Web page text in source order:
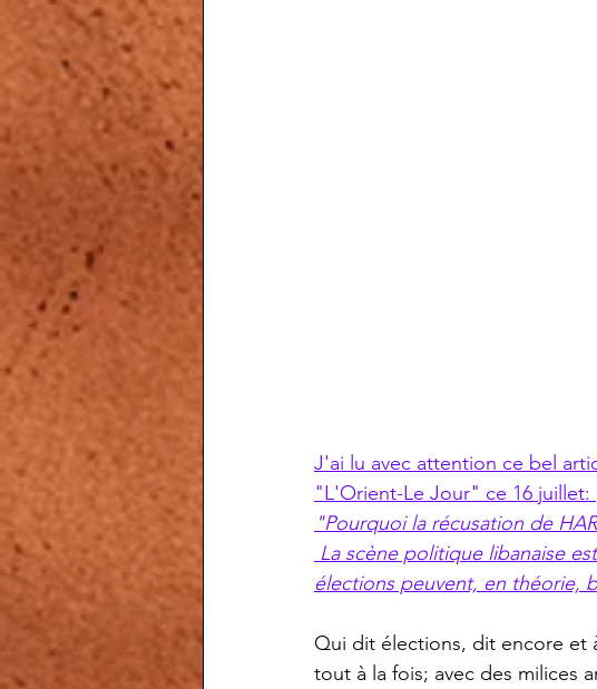
J'ai lu avec attention ce bel
"L'Orient-Le Jour" ce 16 juillet:
"Pourquoi la récusation de
élections peuvent, en théorie,
Qui dit élections, dit encore et
tout à la fois; avec des milices